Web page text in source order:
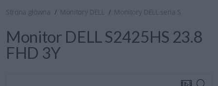
Strona główna Monitory DELL Monitory DELL seria S
Monitor DELL S2425HS 23.8
FHD 3Y